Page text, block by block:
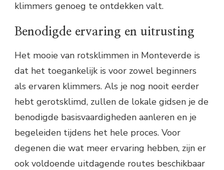
klimmers genoeg te ontdekken valt.
Benodigde ervaring en uitrusting
Het mooie van rotsklimmen in Monteverde is
dat het toegankelijk is voor zowel beginners
als ervaren klimmers. Als je nog nooit eerder
hebt gerotsklimd, zullen de lokale gidsen je de
benodigde basisvaardigheden aanleren en je
begeleiden tijdens het hele proces. Voor
degenen die wat meer ervaring hebben, zijn er
ook voldoende uitdagende routes beschikbaar